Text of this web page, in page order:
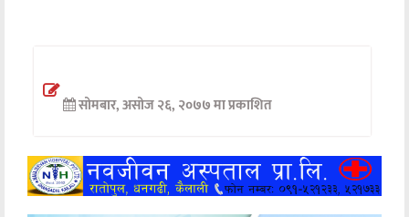
अन्तर्वार्ता
खेलकुद
मनोरञ्जन
सोमबार, असोज २६, २०७७ मा प्रकाशित